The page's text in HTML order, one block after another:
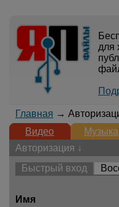
для
Главная →
Видео
Музыка
Авторизация ↓
Быстрый вход
Имя